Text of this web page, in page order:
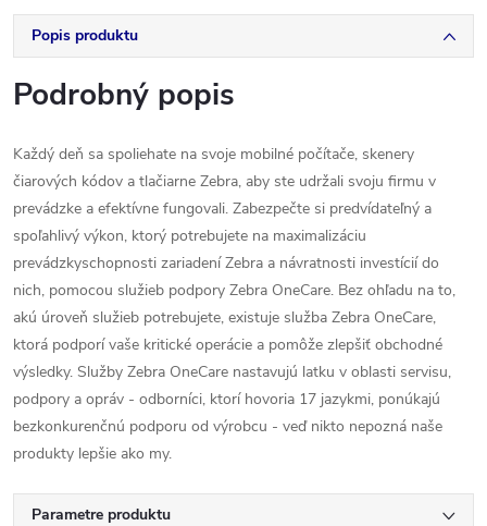
Popis produktu
Podrobný popis
Každý deň sa spoliehate na svoje mobilné počítače, skenery
čiarových kódov a tlačiarne Zebra, aby ste udržali svoju firmu v
prevádzke a efektívne fungovali. Zabezpečte si predvídateľný a
spoľahlivý výkon, ktorý potrebujete na maximalizáciu
prevádzkyschopnosti zariadení Zebra a návratnosti investícií do
nich, pomocou služieb podpory Zebra OneCare. Bez ohľadu na to,
akú úroveň služieb potrebujete, existuje služba Zebra OneCare,
ktorá podporí vaše kritické operácie a pomôže zlepšiť obchodné
výsledky. Služby Zebra OneCare nastavujú latku v oblasti servisu,
podpory a opráv - odborníci, ktorí hovoria 17 jazykmi, ponúkajú
bezkonkurenčnú podporu od výrobcu - veď nikto nepozná naše
produkty lepšie ako my.
Parametre produktu